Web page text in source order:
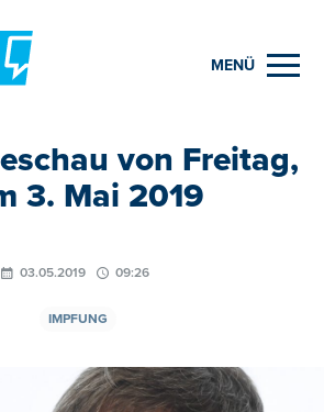
MENÜ
von Freitag,
3. Mai 2019
03.05.2019 09:26
IMPFUNG